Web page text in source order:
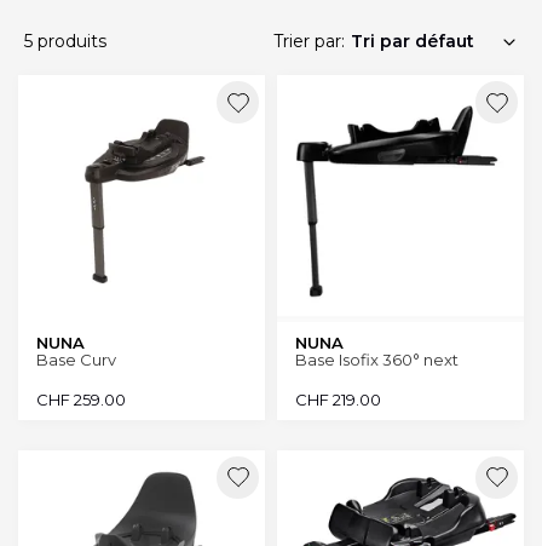
5 produits Trier par:
NUNA
Base Curv
CHF259.00
NUNA
Base Isofix 360° next
CHF219.00